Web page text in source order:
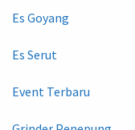
Es Goyang
Es Serut
Event Terbaru